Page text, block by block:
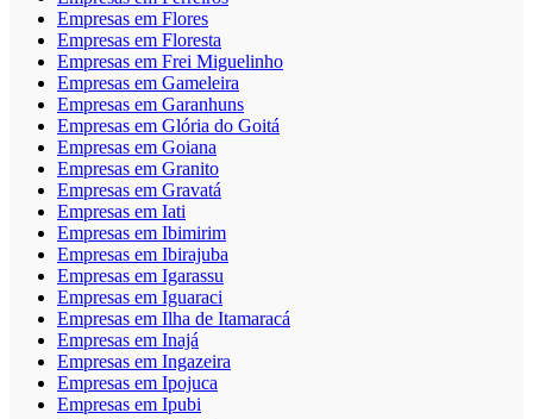
Empresas em Flores
Empresas em Floresta
Empresas em Frei Miguelinho
Empresas em Gameleira
Empresas em Garanhuns
Empresas em Glória do Goitá
Empresas em Goiana
Empresas em Granito
Empresas em Gravatá
Empresas em Iati
Empresas em Ibimirim
Empresas em Ibirajuba
Empresas em Igarassu
Empresas em Iguaraci
Empresas em Ilha de Itamaracá
Empresas em Inajá
Empresas em Ingazeira
Empresas em Ipojuca
Empresas em Ipubi